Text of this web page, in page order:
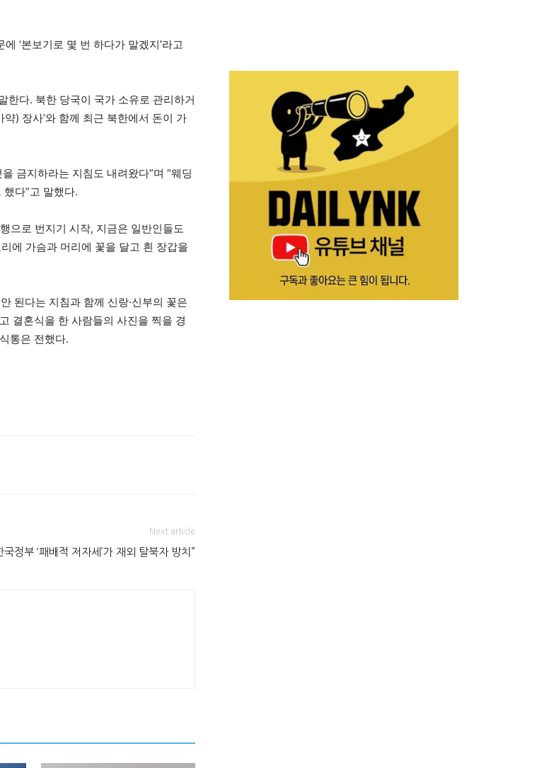
‘본보기로 몇 번 하다가 말겠지’라고
한다. 북한 당국이 국가 소유로 관리하거
약) 장사’와 함께 최근 북한에서 돈이 가
금지하라는 지침도 내려왔다”며 “웨딩
다”고 말했다.
으로 번지기 시작, 지금은 일반인들도
에 가슴과 머리에 꽃을 달고 흰 장갑을
된다는 지침과 함께 신랑·신부의 꽃은
결혼식을 한 사람들의 사진을 찍을 경
통은 전했다.
Next article
국정부 ‘패배적 저자세’가 재외 탈북자 방치”